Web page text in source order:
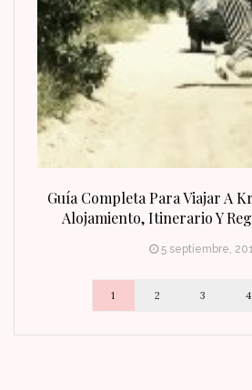
Guía Completa Para Viajar A
Alojamiento, Itinerario Y
5 septiembre,
1 2 3 4